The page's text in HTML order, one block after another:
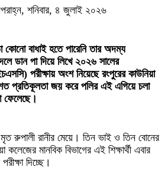
শনিবার, ৪ জুলাই ২০২৬
কোনো বাধাই হতে পারেনি তার অদম্য
ডান পা দিয়ে লিখে ২০২৬ সালের
পরীক্ষায় অংশ নিয়েছে রংপুরের কাউনিয়া
প্রতিকূলতা জয় করে পলির এই এগিয়ে চলা
ফেলেছে।
রুপালী রানীর মেয়ে। তিন ভাই ও তিন বোনের
মানবিক বিভাগের এই শিক্ষার্থী এবার
দিচ্ছে।